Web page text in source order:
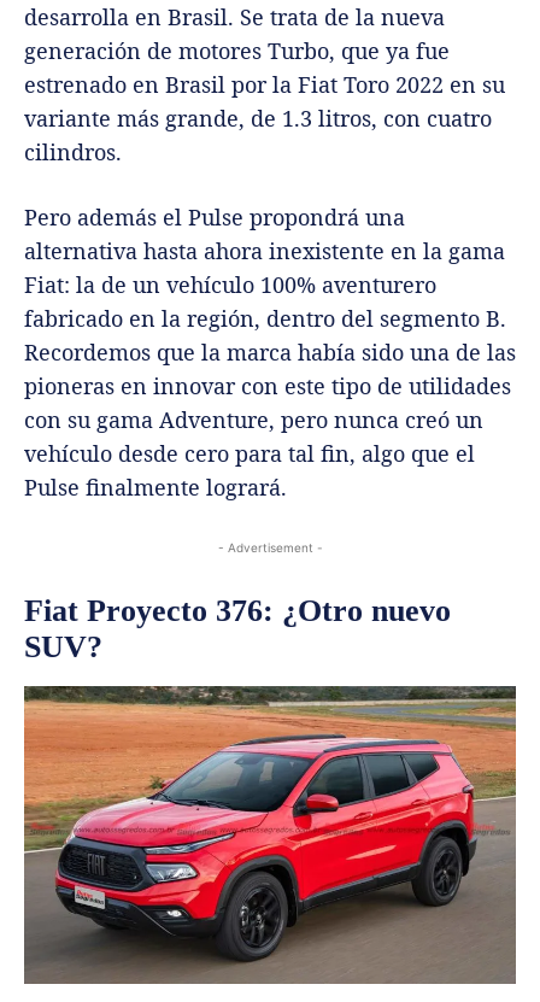
desarrolla en Brasil. Se trata de la nueva
generación de motores Turbo, que ya fue
estrenado en Brasil por la Fiat Toro 2022 en su
variante más grande, de 1.3 litros, con cuatro
cilindros.
Pero además el Pulse propondrá una
alternativa hasta ahora inexistente en la gama
Fiat: la de un vehículo 100% aventurero
fabricado en la región, dentro del segmento B.
Recordemos que la marca había sido una de las
pioneras en innovar con este tipo de utilidades
con su gama Adventure, pero nunca creó un
vehículo desde cero para tal fin, algo que el
Pulse finalmente logrará.
- Advertisement -
Fiat Proyecto 376: ¿Otro nuevo
SUV?